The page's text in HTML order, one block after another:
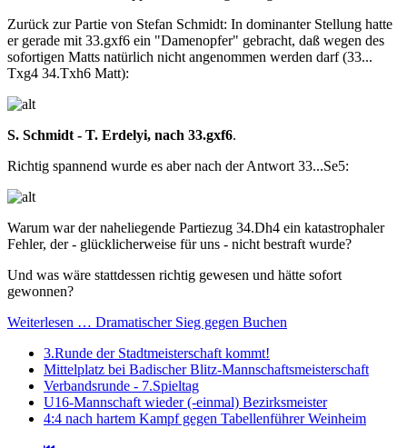
Zurück zur Partie von Stefan Schmidt: In dominanter Stellung hatte
er gerade mit 33.gxf6 ein "Damenopfer" gebracht, daß wegen des
sofortigen Matts natürlich nicht angenommen werden darf (33...
Txg4 34.Txh6 Matt):
S. Schmidt - T. Erdelyi, nach 33.gxf6.
Richtig spannend wurde es aber nach der Antwort 33...Se5:
Warum war der naheliegende Partiezug 34.Dh4 ein katastrophaler
Fehler, der - glücklicherweise für uns - nicht bestraft wurde?
Und was wäre stattdessen richtig gewesen und hätte sofort
gewonnen?
Weiterlesen … Dramatischer Sieg gegen Buchen
3.Runde der Stadtmeisterschaft kommt!
Mittelplatz bei Badischer Blitz-Mannschaftsmeisterschaft
Verbandsrunde - 7.Spieltag
U16-Mannschaft wieder (-einmal) Bezirksmeister
4:4 nach hartem Kampf gegen Tabellenführer Weinheim